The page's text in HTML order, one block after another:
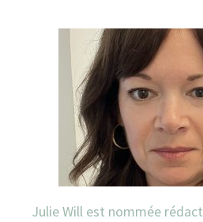
Julie Will est nommée